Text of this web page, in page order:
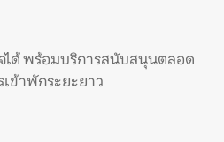
ได้ พร้อมบริการสนับสนุนตลอด
ข้าพักระยะยาว